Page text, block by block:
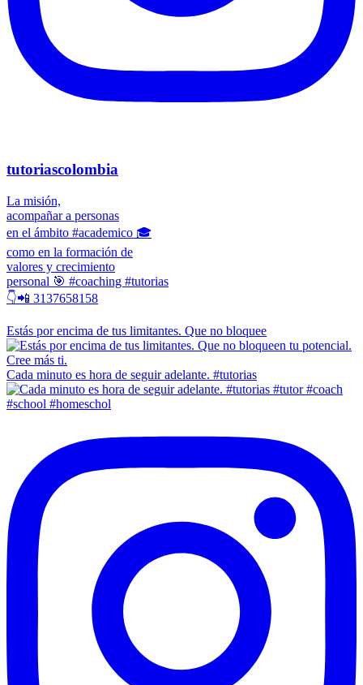
tutoriascolombia
La misión,
acompañar a personas
en el ámbito #academico 🎓
como en la formación de
valores y crecimiento
personal 🎯 #coaching #tutorias
👇📲 3137658158
Estás por encima de tus limitantes. Que no bloquee
Cada minuto es hora de seguir adelante. #tutorias